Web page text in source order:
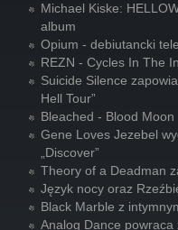
Michael Kiske:
album
Opium - debiutancki
REZN - Cycles In The
Suicide Silence
Hell Tour”
Bleached - Blood Moon
Gene Loves Jezebel
„Discover”
Theory of a Deadman
Język nocy oraz
Black Marble z
Analog Dance powraca